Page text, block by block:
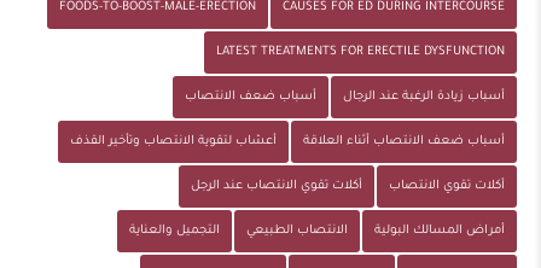
CAUSES FOR ED DURING INTERCOURSE
FOODS-TO-BOOST-MALE-ERECTION
LATEST TREATMENTS FOR ERECTILE DYSFUNCTION
أسباب زيادة الرغبة عند الرجال أسباب ضعف الانتصاب
أسباب ضعف الانتصاب أثناء العلاقة أعشاب لتقوية الانتصاب وتأخير القذف
أكلات تقوي الانتصاب أكلات تقوي الانتصاب عند الرجل
أمراض المسالك البولية الانتصاب الطبيعي التجميل والعناية